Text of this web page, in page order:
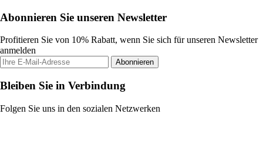
Abonnieren Sie unseren Newsletter
Profitieren Sie von 10% Rabatt, wenn Sie sich für unseren Newsletter
anmelden
Abonnieren
Bleiben Sie in Verbindung
Folgen Sie uns in den sozialen Netzwerken